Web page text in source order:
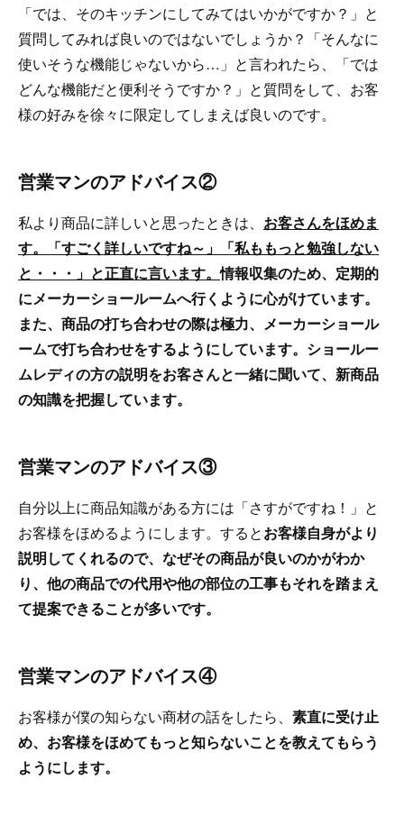
「では、そのキッチンにしてみてはいかがですか？」と
質問してみれば良いのではないでしょうか？「そんなに
使いそうな機能じゃないから…」と言われたら、「では
どんな機能だと便利そうですか？」と質問をして、お客
様の好みを徐々に限定してしまえば良いのです。
営業マンのアドバイス②
私より商品に詳しいと思ったときは、 お客さんをほめま
す。「すごく詳しいですね～」「私ももっと勉強しない
と・・・」と正直に言います。情報収集のため、定期的
にメーカーショールームへ行くように心がけています。
また、商品の打ち合わせの際は極力、メーカーショール
ームで打ち合わせをするようにしています。ショールー
ムレディの方の説明をお客さんと一緒に聞いて、新商品
の知識を把握しています。
営業マンのアドバイス③
自分以上に商品知識がある方には「さすがですね！」と
お客様をほめるようにします。するとお客様自身がより
説明してくれるので、なぜその商品が良いのかがわか
り、他の商品での代用や他の部位の工事もそれを踏まえ
て提案できることが多いです。
営業マンのアドバイス④
お客様が僕の知らない商材の話をしたら、 素直に受け止
め、お客様をほめてもっと知らないことを教えてもらう
ようにします。